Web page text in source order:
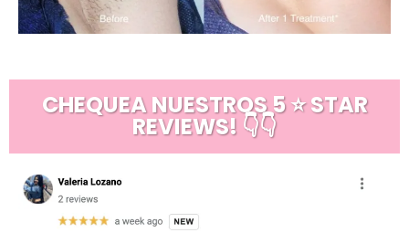
CHEQUEA NUESTROS 5 ⭐ STAR
REVIEWS! 👇👇